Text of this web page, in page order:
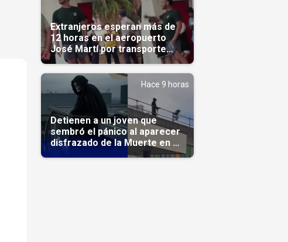
Extranjeros esperan más de
12 horas en el aeropuerto
José Martí por transporte
reservado semanas
antes(Video)
Hace 9 horas
Detienen a un joven que
sembró el pánico al aparecer
disfrazado de la Muerte en un